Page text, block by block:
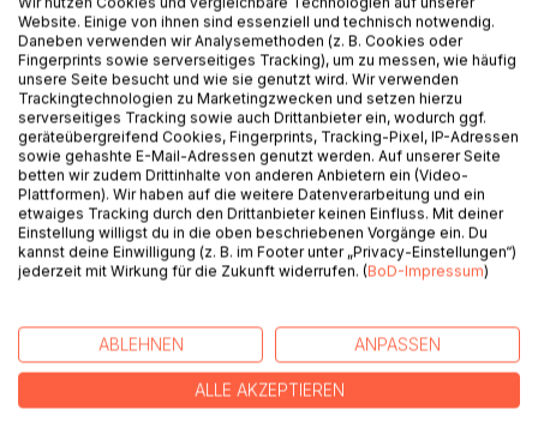
IN DEN WARENKORB
Auf die Merkliste
Titel bewerten
BESCHREIBUNG
Das Spiegelbild einer Bergkette im nördlichsten Landgebiet
Website. Einige von ihnen sind essenziell und technisch notwendig.
Daneben verwenden wir Analysemethoden (z. B. Cookies oder
Fingerprints sowie serverseitiges Tracking), um zu messen, wie häufig
unsere Seite besucht und wie sie genutzt wird. Wir verwenden
Trackingtechnologien zu Marketingzwecken und setzen hierzu
serverseitiges Tracking sowie auch Drittanbieter ein, wodurch ggf.
geräteübergreifend Cookies, Fingerprints, Tracking-Pixel, IP-Adressen
sowie gehashte E-Mail-Adressen genutzt werden. Auf unserer Seite
betten wir zudem Drittinhalte von anderen Anbietern ein (Video-
Plattformen). Wir haben auf die weitere Datenverarbeitung und ein
etwaiges Tracking durch den Drittanbieter keinen Einfluss. Mit deiner
Einstellung willigst du in die oben beschriebenen Vorgänge ein. Du
kannst deine Einwilligung (z. B. im Footer unter „Privacy-Einstellungen“)
jederzeit mit Wirkung für die Zukunft widerrufen. (BoD-Impressum)
ABLEHNEN ANPASSEN
ALLE AKZEPTIEREN